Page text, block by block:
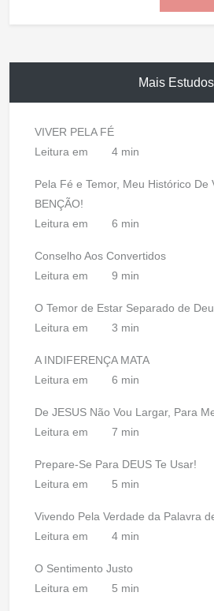
Mais Estudos
VIVER PELA FÉ
Leitura em
4 min
Pela Fé e Temor, Meu Histórico De
BENÇÃO!
Leitura em
6 min
Conselho Aos Convertidos
Leitura em
9 min
O Temor de Estar Separado de
Leitura em
3 min
A INDIFERENÇA MATA
Leitura em
6 min
De JESUS Não Vou Largar, Para
Leitura em
7 min
Prepare-Se Para DEUS Te Usar!
Leitura em
5 min
Vivendo Pela Verdade da Palavra
Leitura em
4 min
O Sentimento Justo
Leitura em
5 min